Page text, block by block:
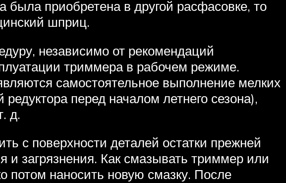
приобретена в другой расфасовке, то
шприц.
независимо от рекомендаций
триммера в рабочем режиме.
самостоятельное выполнение мелких
перед началом летнего сезона),
д.
с поверхности деталей остатки прежней
и загрязнения. Как смазывать триммер или
потом наносить новую смазку. После